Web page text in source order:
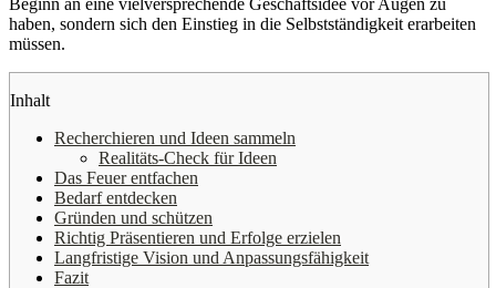
haben, sondern sich den Einstieg in die Selbstständigkeit erarbeiten
müssen.
Inhalt
Recherchieren und Ideen sammeln
Realitäts-Check für Ideen
Das Feuer entfachen
Bedarf entdecken
Gründen und schützen
Richtig Präsentieren und Erfolge erzielen
Langfristige Vision und Anpassungsfähigkeit
Fazit